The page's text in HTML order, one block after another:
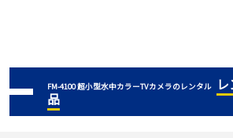
FM-4100 超小型水中カラーTVカメラのレンタル
品